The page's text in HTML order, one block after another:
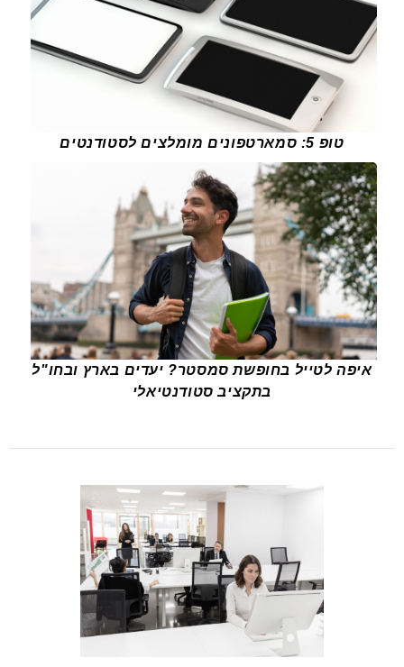
טופ 5: סמארטפונים מומלצים לסטודנטים
איפה לטייל בחופשת סמסטר? יעדים בארץ ובחו"ל
בתקציב סטודנטיאלי